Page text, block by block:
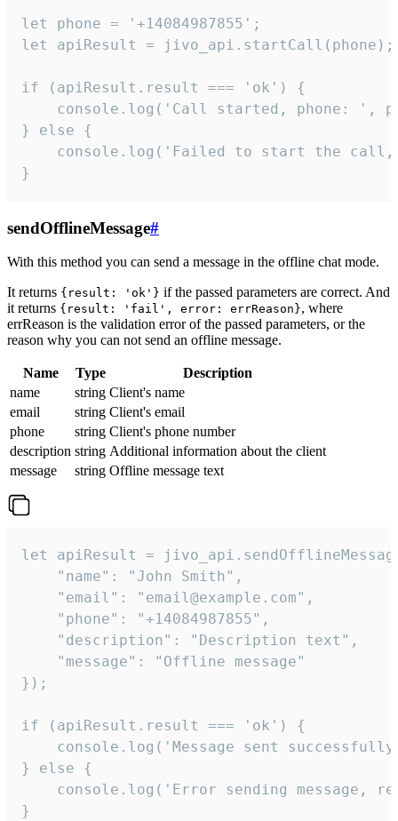
let phone = '+14084987855';
let apiResult = jivo_api.startCall(phone);
if (apiResult.result === 'ok') {
console.log('Call started, phone: ',
} else {
console.log('Failed to start the
}
sendOfflineMessage#
With this method you can send a message in the offline chat mode.
It returns {result: 'ok'} if the passed parameters are correct. And
it returns {result: 'fail', error: errReason}, where
errReason is the validation error of the passed parameters, or the
reason why you can not send an offline message.
Name Type
Description
name
string Client's name
email
string Client's email
phone
string Client's phone number
description string Additional information about the client
message
string Offline message text
let apiResult =
    "name": "John Smith",
    "email": "email@example.com",
    "phone": "+14084987855",
    "description": "Description text",
    "message": "Offline message"
});
if (apiResult.result === 'ok') {
console.log('Message sent
} else {
console.log('Error sending message,
}